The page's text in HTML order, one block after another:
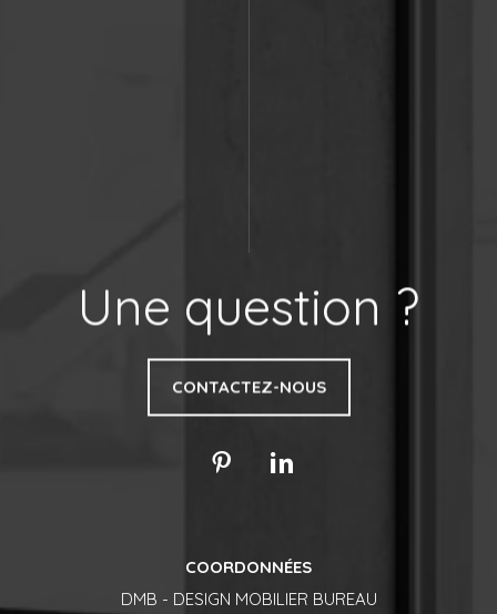
Une question ?
CONTACTEZ-NOUS
COORDONNÉES
DMB - DESIGN MOBILIER BUREAU